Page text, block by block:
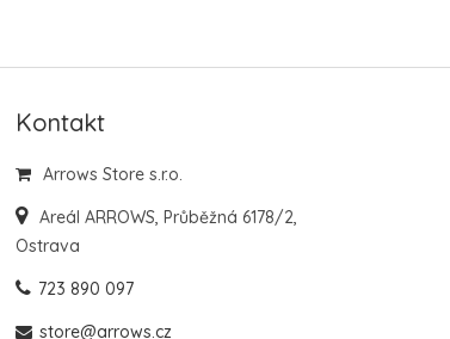
Kontakt
Arrows Store s.r.o.
Areál ARROWS, Průběžná 6178/2,
Ostrava
723 890 097
store@arrows.cz